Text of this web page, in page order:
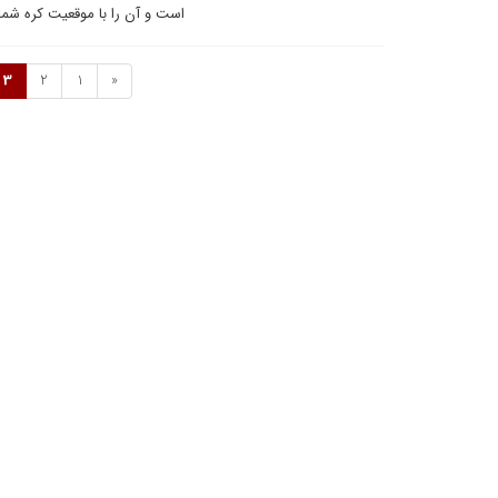
است و آن را با موقعیت کره
«
1
2
3